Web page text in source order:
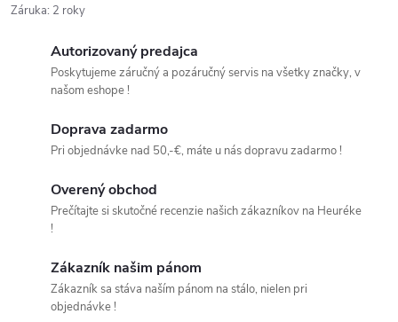
Záruka: 2 roky
Autorizovaný predajca
Poskytujeme záručný a pozáručný servis na všetky značky, v
našom eshope !
Doprava zadarmo
Pri objednávke nad 50,-€, máte u nás dopravu zadarmo !
Overený obchod
Prečítajte si skutočné recenzie našich zákazníkov na Heuréke
!
Zákazník našim pánom
Zákazník sa stáva naším pánom na stálo, nielen pri
objednávke !